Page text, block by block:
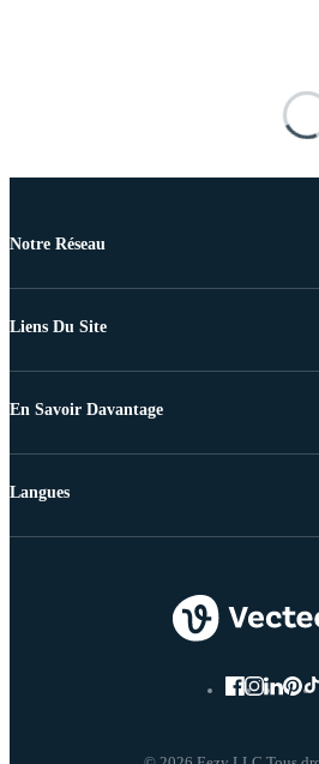
Notre Réseau
Liens Du Site
En Savoir Davantage
Langues